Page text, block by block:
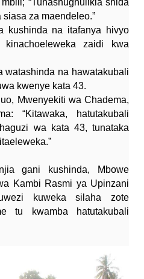
za maendeleo.”
kushinda na itafanya hivyo
zaidi kwa
watashinda na hawatakubali
kwenye kata 43.
Mwenyekiti wa Chadema,
“Kitawaka, hatutakubali
wa kata 43, tunataka
gani kushinda, Mbowe
Kambi Rasmi ya Upinzani
kuweka silaha zote
tu kwamba hatutakubali